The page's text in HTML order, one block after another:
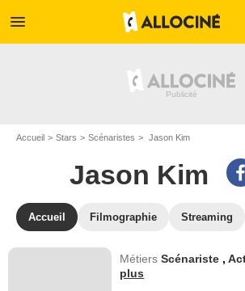
menu
Accueil Stars Scénaristes Jason Kim
Jason Kim
Accueil Filmographie Streaming
MétiersScénariste ,
plus